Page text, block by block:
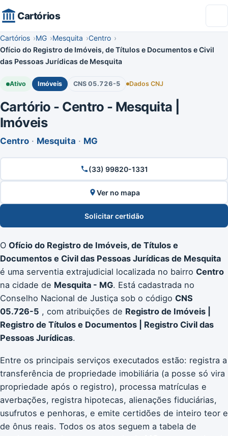
Cartórios
Cartórios MG Mesquita
Centro
Ofício do Registro de Imóveis, de Títulos e Documentos e Civil
das Pessoas Jurídicas de Mesquita
Ativo Imóveis CNS 05.726-5 Dados CNJ
Cartório - Centro - Mesquita |
Imóveis
Centro · Mesquita · MG
(33) 99820-1331
Ver no mapa
Solicitar certidão
O Ofício do Registro de Imóveis, de Títulos e
Documentos e Civil das Pessoas Jurídicas de Mesquita
é uma serventia extrajudicial localizada no bairro Centro
na cidade de Mesquita - MG. Está cadastrada no
Conselho Nacional de Justiça sob o código CNS
05.726-5 , com atribuições de Registro de Imóveis |
Registro de Títulos e Documentos | Registro Civil das
Pessoas Jurídicas.
Entre os principais serviços executados estão: registra a
transferência de propriedade imobiliária (a posse só vira
propriedade após o registro), processa matrículas e
averbações, registra hipotecas, alienações fiduciárias,
usufrutos e penhoras, e emite certidões de inteiro teor e
de ônus reais. Todos os atos seguem a tabela de